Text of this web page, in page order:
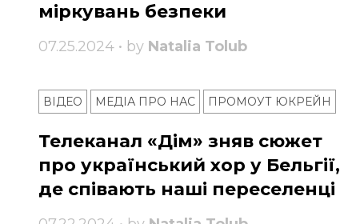
міркувань безпеки
07.25.2024 • by Natalia Tolub
ВІДЕО МЕДІА ПРО НАС ПРОМОУТ ЮКРЕЙН
Телеканал «Дім» зняв сюжет
про український хор у Бельгії,
де співають наші переселенці